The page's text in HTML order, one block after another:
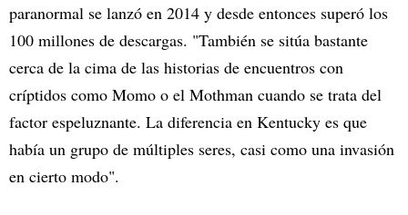
paranormal se lanzó en 2014 y desde entonces superó los
100 millones de descargas. "También se sitúa bastante
cerca de la cima de las historias de encuentros con
críptidos como Momo o el Mothman cuando se trata del
factor espeluznante. La diferencia en Kentucky es que
había un grupo de múltiples seres, casi como una invasión
en cierto modo".